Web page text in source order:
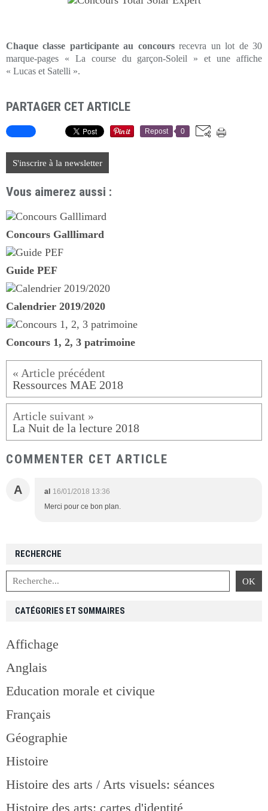
Chaque classe participante au concoursrecevra un lot de 30
marque-pages « La course du garçon-Soleil » et une affiche
« Lucas et Satelli ».
PARTAGER CET ARTICLE
Repost 0
S'inscrire à la newsletter
Vous aimerez aussi :
Concours Galllimard
Guide PEF
Calendrier 2019/2020
Concours 1, 2, 3 patrimoine
Ressources MAE 2018
La Nuit de la lecture 2018
COMMENTER CET ARTICLE
A al 16/01/2018 13:36
Merci pour ce bon plan.
RECHERCHE
CATÉGORIES ET SOMMAIRES
Affichage
Anglais
Education morale et civique
Français
Géographie
Histoire
Histoire des arts / Arts visuels: séances
Histoire des arts: cartes d'identité